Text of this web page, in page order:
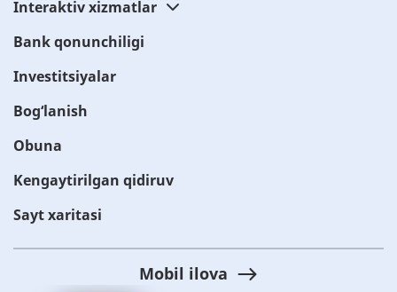
Interaktiv xizmatlar
Bank qonunchiligi
Investitsiyalar
Bog‘lanish
Obuna
Kengaytirilgan qidiruv
Sayt xaritasi
Mobil ilova